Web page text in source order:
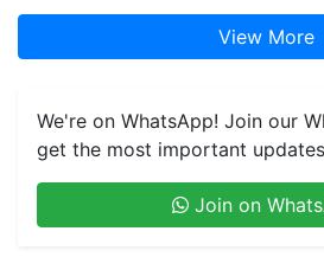
View More
We're on WhatsApp! Join our
get the most important
Join on